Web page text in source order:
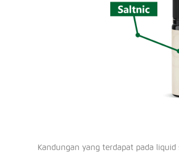
Kandungan yang terdapat pada